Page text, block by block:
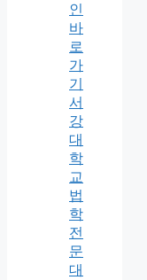
인
바
로
가
기
서
강
대
학
교
법
학
전
문
대